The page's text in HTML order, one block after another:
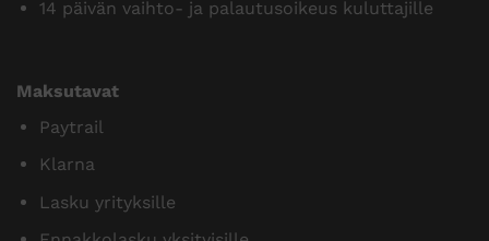
14 päivän vaihto- ja palautusoikeus kuluttajille
Maksutavat
Paytrail
Klarna
Lasku yrityksille